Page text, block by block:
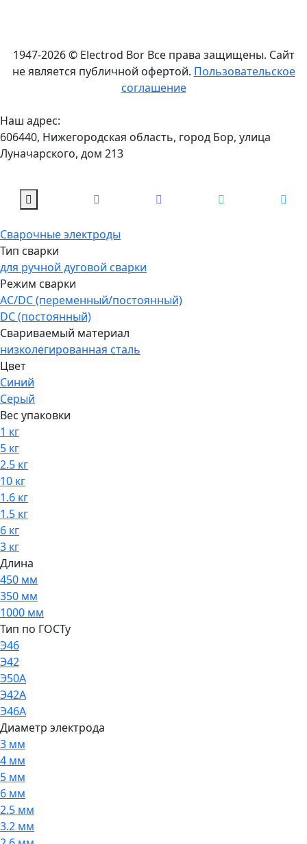
1947-2026 © Electrod Bor Все права защищены. Сайт
не является публичной офертой. Пользовательское
соглашение
Наш адрес:
606440, Нижегородская область, город Бор, улица
Луначарского, дом 213
Сварочные электроды
Тип сварки
для ручной дуговой сварки
Режим сварки
AC/DC (переменный/постоянный)
DC (постоянный)
Свариваемый материал
низколегированная сталь
Цвет
Синий
Серый
Вес упаковки
1 кг
5 кг
2.5 кг
10 кг
1.6 кг
1.5 кг
6 кг
3 кг
Длина
450 мм
350 мм
1000 мм
Тип по ГОСТу
Э46
Э42
Э50А
Э42А
Э46А
Диаметр электрода
3 мм
4 мм
5 мм
6 мм
2.5 мм
3.2 мм